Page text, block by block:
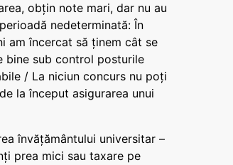
obțin note mari, dar nu au
nedeterminată: În
am încercat să ținem cât se
bine sub control posturile
/ La niciun concurs nu poți
la început asigurarea unui
învățământului universitar –
prea mici sau taxare pe